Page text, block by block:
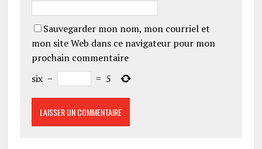
Sauvegarder mon nom, mon courriel et
mon site Web dans ce navigateur pour mon
prochain commentaire
six − = 5